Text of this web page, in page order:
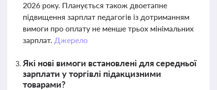
2026 року. Планується також двоетапне
підвищення зарплат педагогів із дотриманням
вимоги про оплату не менше трьох мінімальних
зарплат. Джерело
Які нові вимоги встановлені для середньої
зарплати у торгівлі підакцизними
товарами?